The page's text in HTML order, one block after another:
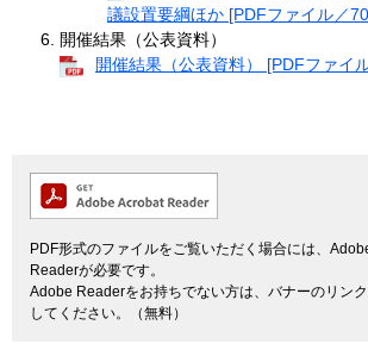
議設置要綱ほか [PDFファイル／
開催結果（公表資料）
開催結果（公表資料） [PDFファイ
PDF形式のファイルをご覧いただく場合には、
Readerが必要です。
Adobe Readerをお持ちでない方は、バナーのリン
してください。（無料）